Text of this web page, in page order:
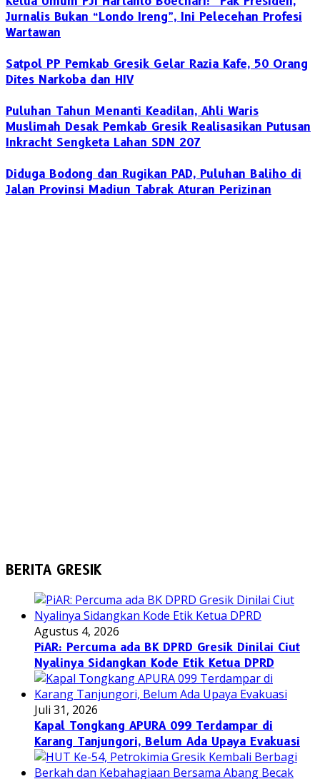
Jurnalis Bukan “Londo Ireng”, Ini Pelecehan Profesi
Wartawan
Satpol PP Pemkab Gresik Gelar Razia Kafe, 50 Orang
Dites Narkoba dan HIV
‎Puluhan Tahun Menanti Keadilan, Ahli Waris
Muslimah Desak Pemkab Gresik Realisasikan Putusan
Inkracht Sengketa Lahan SDN 207
Diduga Bodong dan Rugikan PAD, Puluhan Baliho di
Jalan Provinsi Madiun Tabrak Aturan Perizinan
BERITA GRESIK
Agustus 4, 2026
PiAR: Percuma ada BK DPRD Gresik Dinilai Ciut
Nyalinya Sidangkan Kode Etik Ketua DPRD
Juli 31, 2026
Kapal Tongkang APURA 099 Terdampar di
Karang Tanjungori, Belum Ada Upaya Evakuasi